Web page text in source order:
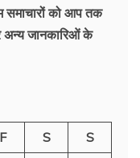
समाचारों को आप तक
अन्य जानकारिओं के
F S
S